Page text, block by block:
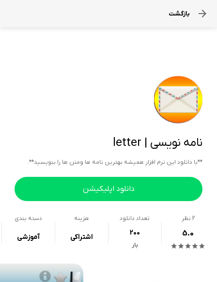
بازگشت
نامه نویسی | letter
**با دانلود این نرم افزار همیشه بهترین نامه ها ومتن ها را بنویسید**.
دانلود اپلیکیشن
2 نظر
5.0
تعداد دانلود
200
بار
هزینه
اشتراکی
دسته بندی
آموزشی